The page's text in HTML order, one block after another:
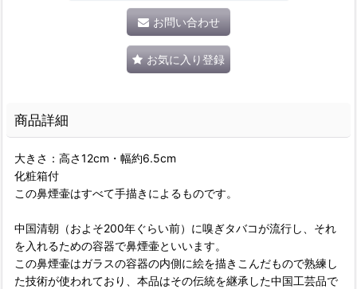
お問い合わせ
お気に入り登録
商品詳細
大きさ：高さ12cm・幅約6.5cm
化粧箱付
この鼻煙壷はすべて手描きによるものです。
中国清朝（およそ200年ぐらい前）に嗅ぎタバコが流行し、それ
を入れるための容器で鼻煙壷といいます。
この鼻煙壷はガラスの容器の内側に絵を描きこんだもので熟練し
た技術が使われており、本品はその伝統を継承した中国工芸品で